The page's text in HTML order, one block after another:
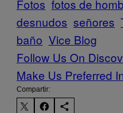
Fotos fotos de
desnudos señores
baño Vice Blog
Follow Us On
Make Us Preferred
Compartir: